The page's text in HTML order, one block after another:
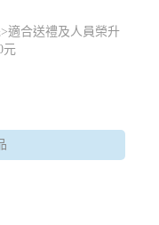
適合送禮及人員榮升
元